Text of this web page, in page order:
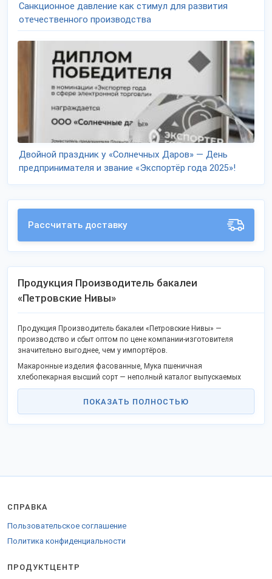
Санкционное давление как стимул для развития
отечественного производства
Двойной праздник у «Солнечных Даров» — День
предпринимателя и звание «Экспортёр года 2025»!
Рассчитать доставку
Продукция Производитель бакалеи
«Петровские Нивы»
Продукция Производитель бакалеи «Петровские Нивы» —
производство и сбыт оптом по цене компании-изготовителя
значительно выгоднее, чем у импортёров.
Макаронные изделия фасованные, Мука пшеничная
хлебопекарная высший сорт — неполный каталог выпускаемых
наименований продукции, покупайте оптом без посредников.
В каталоге популярные товары и новая продукция.
Ростов-на-Дону и других.
границу.
Отправьте заказ настенде компании
ПОКАЗАТЬ ПОЛНОСТЬЮ
СПРАВКА
Пользовательское соглашение
Политика конфиденциальности
ПРОДУКТЦЕНТР